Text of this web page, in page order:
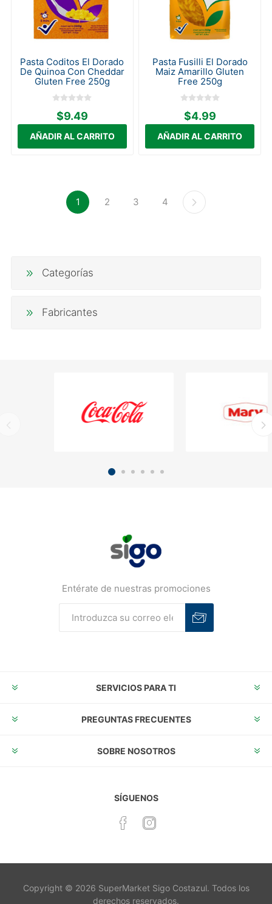
Pasta Coditos El Dorado
De Quinoa Con Cheddar
Gluten Free 250g
$9.49
Pasta Fusilli El Dorado
Maiz Amarillo Gluten
Free 250g
$4.99
1 2 3 4
Categorías
Fabricantes
Entérate de nuestras promociones
SERVICIOS PARA TI
PREGUNTAS FRECUENTES
SOBRE NOSOTROS
SÍGUENOS
Copyright © 2026 SuperMarket Sigo Costazul. Todos los
derechos reservados.